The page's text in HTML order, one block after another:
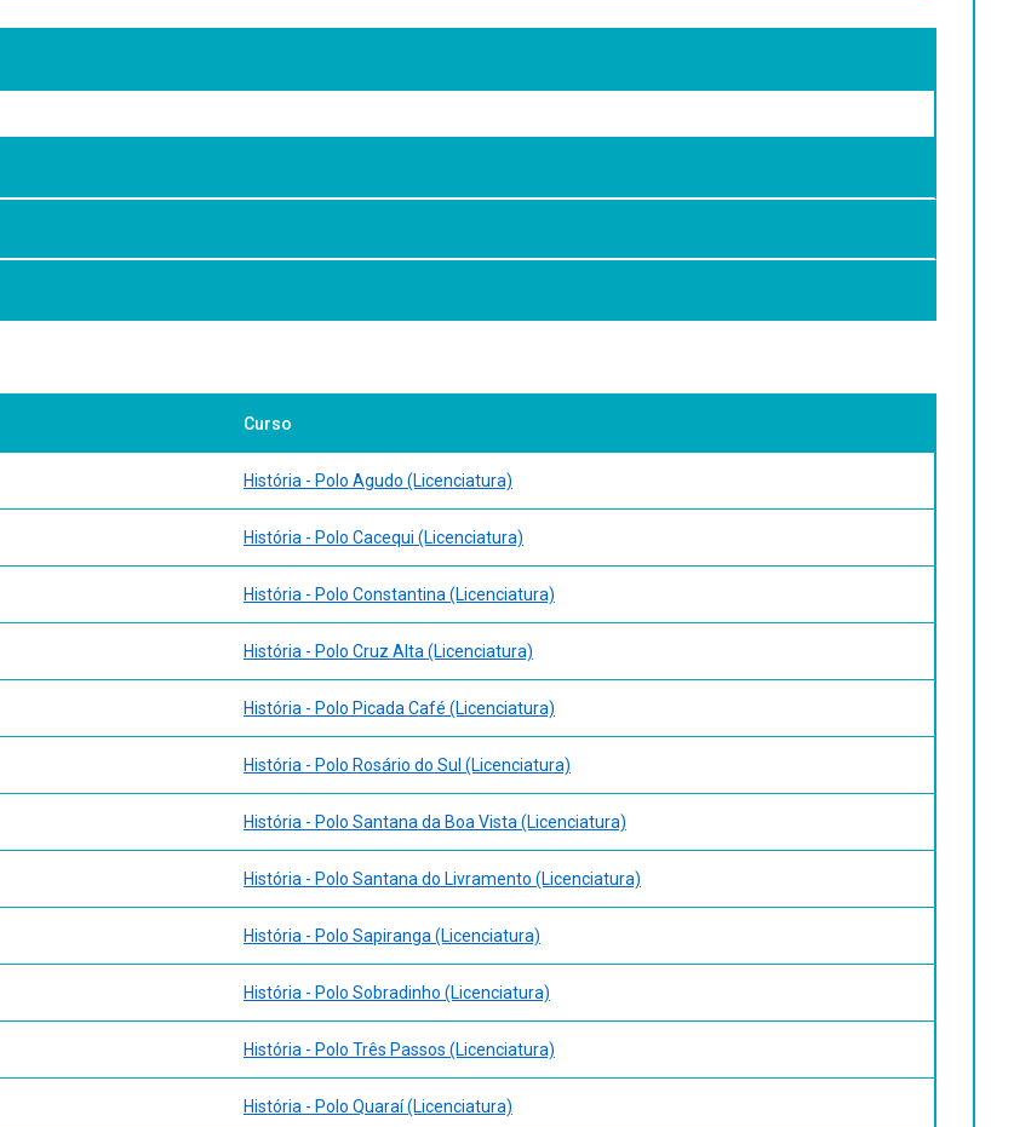
Curso
História - Polo Agudo (Licenciatura)
História - Polo Cacequi (Licenciatura)
História - Polo Constantina (Licenciatura)
História - Polo Cruz Alta (Licenciatura)
História - Polo Picada Café (Licenciatura)
História - Polo Rosário do Sul (Licenciatura)
História - Polo Santana da Boa Vista (Licenciatura)
História - Polo Santana do Livramento (Licenciatura)
História - Polo Sapiranga (Licenciatura)
História - Polo Sobradinho (Licenciatura)
História - Polo Três Passos (Licenciatura)
História - Polo Quaraí (Licenciatura)